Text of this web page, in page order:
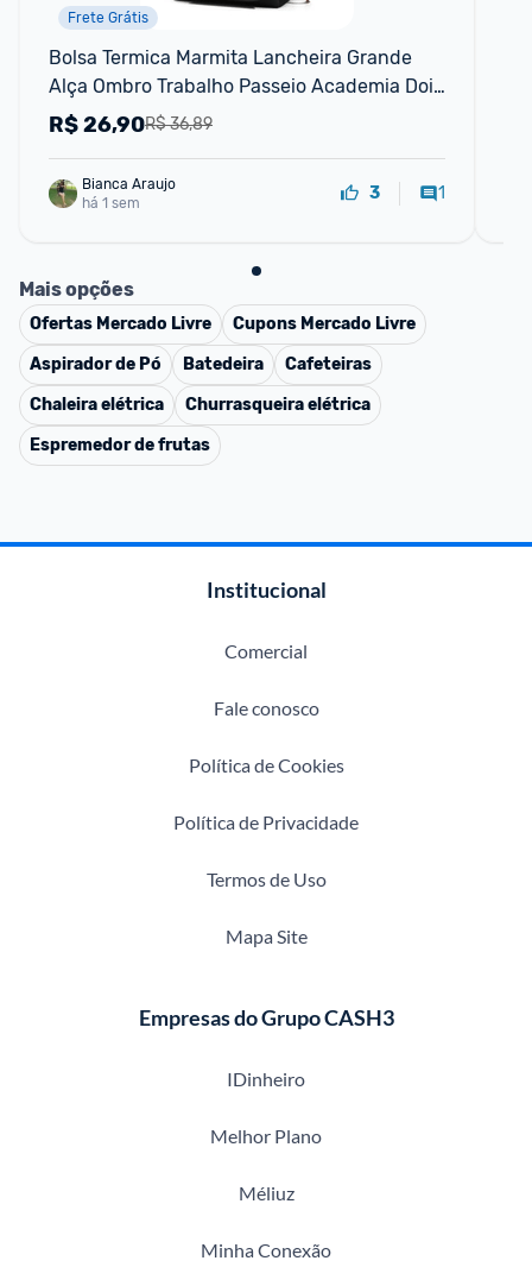
Frete Grátis
Bolsa Termica Marmita Lancheira Grande
Alça Ombro Trabalho Passeio Academia Dois
Andares (bolsa Preta)
R$ 36,89
R$26,90
Bianca Araujo
há 1 sem
3 1
Mais opções
Ofertas Mercado Livre Cupons Mercado Livre
Aspirador de Pó
Batedeira
Cafeteiras
Chaleira elétrica
Churrasqueira elétrica
Espremedor de frutas
Institucional
Comercial
Fale conosco
Política de Cookies
Política de Privacidade
Termos de Uso
Mapa Site
Empresas do Grupo CASH3
IDinheiro
Melhor Plano
Méliuz
Minha Conexão